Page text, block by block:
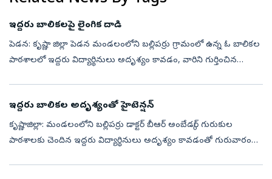
ఇద్దరు బాలికలపై లైంగిక దాడి
పెడన: కృష్ణా జిల్లా పెడన మండలంలోని బల్లిపర్రు గ్రామంలో ఉన్న ఓ బాలికల
పాఠశాలలో ఇద్దరు విద్యార్థినులు అదృశ్యం కావడం, వారిని గుర్తించిన
ఇద్దరు బాలికల అదృశ్యంతో హైటెన్షన్‌
కృష్ణాజిల్లా: మండలంలోని బల్లిపర్రు డాక్టర్‌ బీఆర్‌ అంబేడ్కర్‌ గురుకుల
పాఠశాలకు చెందిన ఇద్దరు విద్యార్థినులు అదృశ్యం కావడంతో గురువారం